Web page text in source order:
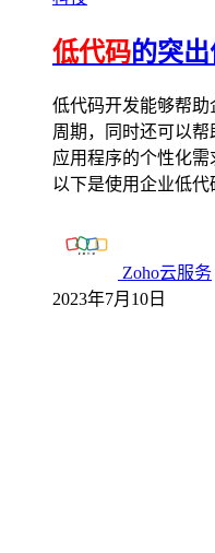
低代码的突出
低代码开发能够帮
周期，同时还可以
应用程序的个性化需
以下是使用企业低代
Zoho云服务
2023年7月10日